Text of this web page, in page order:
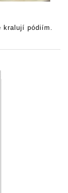
kralují pódiím.